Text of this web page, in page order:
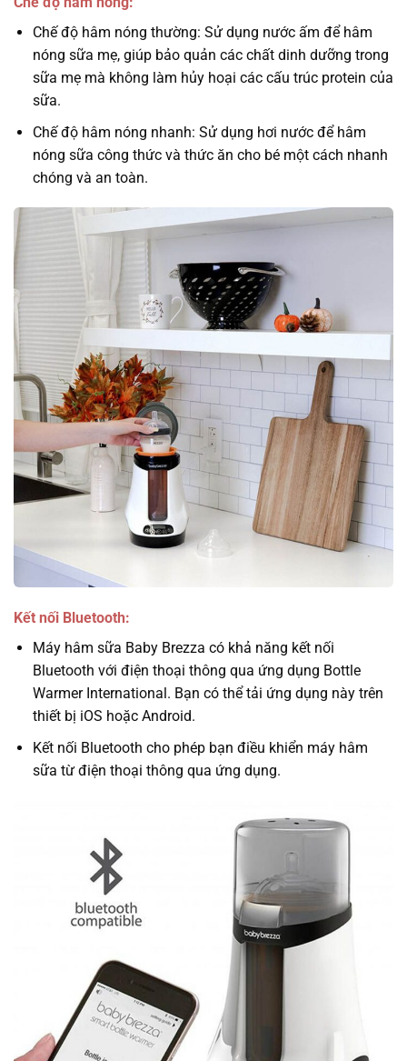
Chế độ hâm nóng thường: Sử dụng nước ấm để hâm
nóng sữa mẹ, giúp bảo quản các chất dinh dưỡng trong
sữa mẹ mà không làm hủy hoại các cấu trúc protein của
sữa.
Chế độ hâm nóng nhanh: Sử dụng hơi nước để hâm
nóng sữa công thức và thức ăn cho bé một cách nhanh
chóng và an toàn.
Kết nối Bluetooth:
Máy hâm sữa Baby Brezza có khả năng kết nối
Bluetooth với điện thoại thông qua ứng dụng Bottle
Warmer International. Bạn có thể tải ứng dụng này trên
thiết bị iOS hoặc Android.
Kết nối Bluetooth cho phép bạn điều khiển máy hâm
sữa từ điện thoại thông qua ứng dụng.